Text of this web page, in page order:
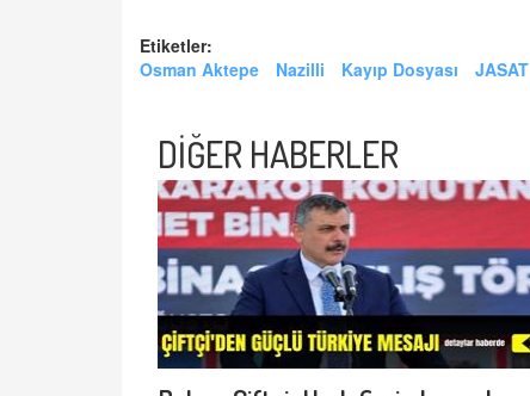
Etiketler:
Osman Aktepe
Nazilli Kayıp Dosyası JASAT
DİĞER HABERLER